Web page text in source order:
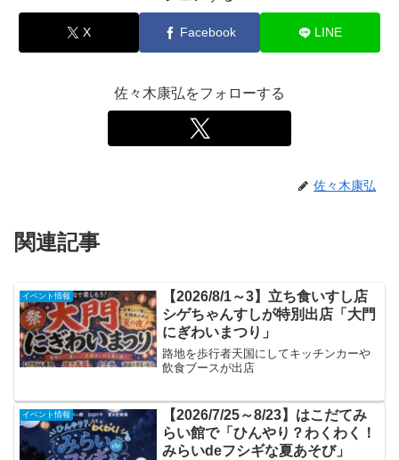
X Facebook LINE
佐々木康弘をフォローする
佐々木康弘
関連記事
イベント情報
【2026/8/1～3】立ち食いすし店
シゲちゃんすしが特別出店「大門
にぎわいまつり」
路地を歩行者天国にしてキッチンカーや
飲食ブースが出店
イベント情報
【2026/7/25～8/23】はこだてみ
らい館で「ひんやり？わくわく！
みらいdeフシギな夏あそび」